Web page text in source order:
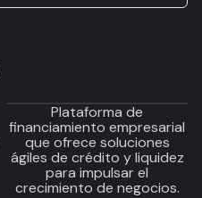
Plataforma de
financiamiento empresarial
que ofrece soluciones
ágiles de crédito y liquidez
para impulsar el
crecimiento de negocios.